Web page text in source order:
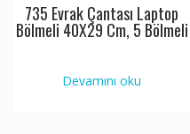
735 Evrak Çantası Laptop
Bölmeli 40X29 Cm, 5 Bölmeli
Devamını oku